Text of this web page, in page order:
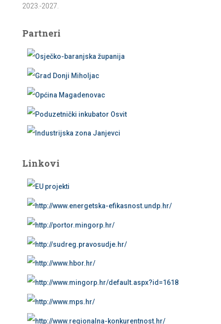
2023.-2027.
Partneri
Linkovi